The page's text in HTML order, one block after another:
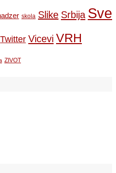
skola Slike Srbija Sve
Twitter Vicevi VRH
ZIVOT